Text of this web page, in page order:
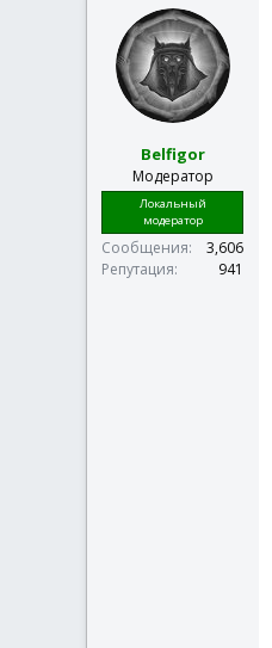
Belfigor
Модератор
Локальный
модератор
Сообщения
3,606
Репутация
941